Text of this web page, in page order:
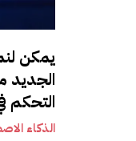
يمكن
التحكم
الذكاء